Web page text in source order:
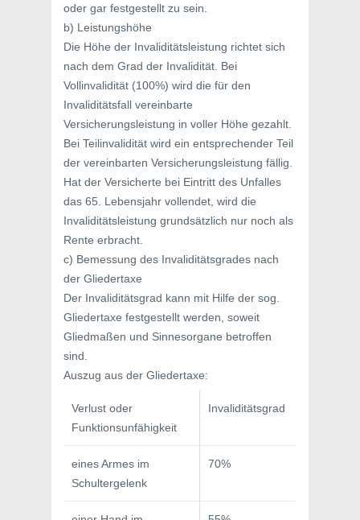
oder gar festgestellt zu sein.
b) Leistungshöhe
Die Höhe der Invaliditätsleistung richtet sich
nach dem Grad der Invalidität. Bei
Vollinvalidität (100%) wird die für den
Invaliditätsfall vereinbarte
Versicherungsleistung in voller Höhe gezahlt.
Bei Teilinvalidität wird ein entsprechender Teil
der vereinbarten Versicherungsleistung fällig.
Hat der Versicherte bei Eintritt des Unfalles
das 65. Lebensjahr vollendet, wird die
Invaliditätsleistung grundsätzlich nur noch als
Rente erbracht.
c) Bemessung des Invaliditätsgrades nach
der Gliedertaxe
Der Invaliditätsgrad kann mit Hilfe der sog.
Gliedertaxe festgestellt werden, soweit
Gliedmaßen und Sinnesorgane betroffen
sind.
Auszug aus der Gliedertaxe:
Verlust oder
Funktionsunfähigkeit
Invaliditätsgrad
eines Armes im
Schultergelenk
70%